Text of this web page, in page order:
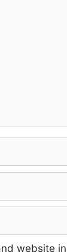
website